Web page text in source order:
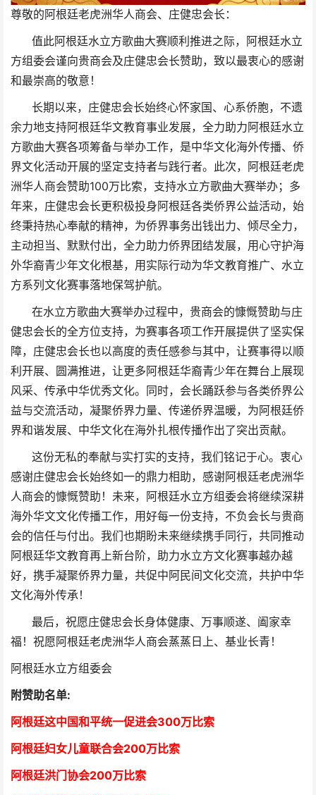
尊敬的阿根廷老虎洲华人商会、庄健忠会长：
值此阿根廷水立方歌曲大赛顺利推进之际，阿根廷水立
方组委会谨向贵商会及庄健忠会长赞助，致以最衷心的感谢
和最崇高的敬意！
长期以来，庄健忠会长始终心怀家国、心系侨胞，不遗
余力地支持阿根廷华文教育事业发展，全力助力阿根廷水立
方歌曲大赛各项筹备与举办工作，是中华文化海外传播、侨
界文化活动开展的坚定支持者与践行者。此次，阿根廷老虎
洲华人商会赞助100万比索，支持水立方歌曲大赛举办；多
年来，庄健忠会长更积极投身阿根廷各类侨界公益活动，始
终秉持热心奉献的精神，为侨界事务出钱出力、倾尽全力，
主动担当、默默付出，全力助力侨界团结发展，用心守护海
外华裔青少年文化根基，用实际行动为华文教育推广、水立
方系列文化赛事落地保驾护航。
在水立方歌曲大赛举办过程中，贵商会的慷慨赞助与庄
健忠会长的全方位支持，为赛事各项工作开展提供了坚实保
障， 庄健忠会长也以高度的责任感参与其中，让赛事得以顺
利开展、圆满推进，让更多阿根廷华裔青少年在舞台上展现
风采、传承中华优秀文化。同时，会长踊跃参与各类侨界公
益与交流活动，凝聚侨界力量、传递侨界温暖，为阿根廷侨
界和谐发展、中华文化在海外扎根传播作出了突出贡献。
这份无私的奉献与实打实的支持，我们铭记于心。衷心
感谢庄健忠会长始终如一的鼎力相助，感谢阿根廷老虎洲华
人商会的慷慨赞助！未来，阿根廷水立方组委会将继续深耕
海外华文文化传播工作，用好每一份支持，不负会长与贵商
会的信任与付出。我们也期盼未来继续携手同行，共同推动
阿根廷华文教育再上新台阶，助力水立方文化赛事越办越
好，携手凝聚侨界力量，共促中阿民间文化交流，共护中华
文化海外传承！
最后，祝愿庄健忠会长身体健康、万事顺遂、阖家幸
福！祝愿阿根廷老虎洲华人商会蒸蒸日上、基业长青！
阿根廷水立方组委会
附赞助名单:
阿根廷这中国和平统一促进会300万比索
阿根廷妇女儿童联合会200万比索
阿根廷洪门协会200万比索